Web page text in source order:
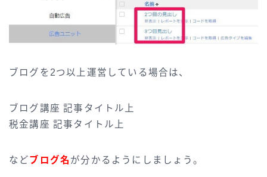
ブログを2つ以上運営している場合は、
ブログ講座 記事タイトル上
税金講座 記事タイトル上
などブログ名 が分かるようにしましょう。